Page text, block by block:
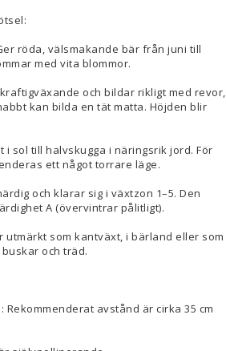
röda, välsmakande bär från juni till
med vita blommor.
och bildar rikligt med revor,
kan bilda en tät matta. Höjden blir
i sol till halvskugga i näringsrik jord. För
ett något torrare läge.
och klarar sig i växtzon 1–5. Den
A (övervintrar pålitligt).
utmärkt som kantväxt, i bärland eller som
och träd.
avstånd är cirka 35 cm